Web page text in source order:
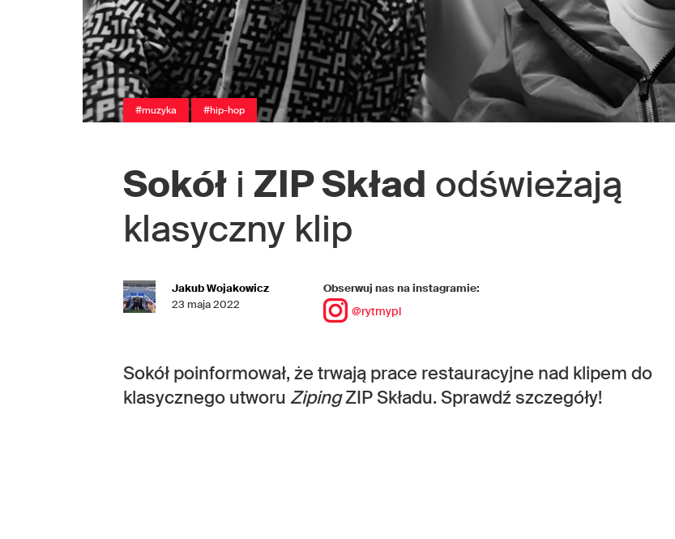
#muzyka #hip-hop
Sokół i ZIP Skład odświeżają
klasyczny klip
Jakub Wojakowicz
23 maja 2022
Obserwuj nas na instagramie:
@rytmypl
Sokół poinformował, że trwają prace restauracyjne nad klipem do
klasycznego utworu ZipingZIP Składu. Sprawdź szczegóły!